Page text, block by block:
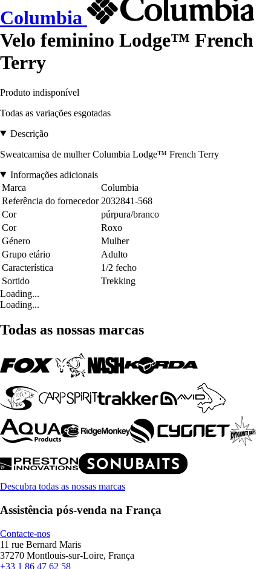
Columbia
Velo feminino Lodge™ French
Terry
Produto indisponível
Todas as variações esgotadas
Descrição
Sweatcamisa de mulher Columbia Lodge™ French Terry
Informações adicionais
Marca
Columbia
Referência do fornecedor 2032841-568
Cor
púrpura/branco
Cor
Roxo
Género
Mulher
Grupo etário
Adulto
Característica
1/2 fecho
Sortido
Trekking
Loading...
Loading...
Todas as nossas marcas
Descubra todas as nossas marcas
Assistência pós-venda na França
Contacte-nos
11 rue Bernard Maris
37270 Montlouis-sur-Loire, França
+33 1 86 47 62 58